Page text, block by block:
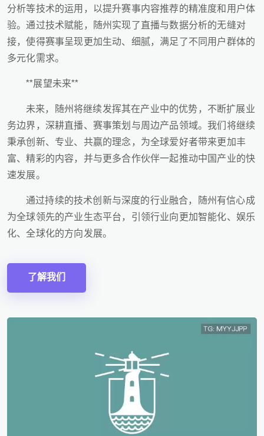
分析等技术的运用，以提升赛事内容推荐的精准度和用户体
验。通过技术赋能，随州实现了直播与数据分析的无缝对
接，使得赛事呈现更加生动、细腻，满足了不同用户群体的
多元化需求。
**展望未来**
未来，随州将继续发挥其在产业中的优势，不断扩展业
务边界，深耕直播、赛事策划与周边产品领域。我们将继续
秉承创新、专业、共赢的理念，为全球爱好者带来更加丰
富、精彩的内容，并与更多合作伙伴一起推动中国产业的快
速发展。
通过持续的技术创新与深度的行业融合，随州有信心成
为全球领先的产业生态平台，引领行业向更加智能化、娱乐
化、全球化的方向发展。
了解我们